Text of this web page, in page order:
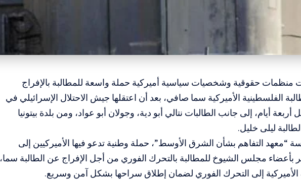
منظمات حقوقية وشخصيات سياسية أميركية حملة واسعة للمطالبة بالإفراج
الفلسطينية الأميركية سما صافي، بعد أن اعتقلها جيش الاحتلال الإسرائيلي في
أربعة أيام، إلى جانب الطالبات نتالي أبو دية، وجولان أبو عواد، ومن بلدة بيتونيا
ليلى خليل.
التفاهم بشأن الشرق الأوسط”، حملة وطنية تدعو فيها الأميركيين إلى
بأعضاء مجلس الشيوخ للمطالبة بالتحرك الفوري من أجل الإفراج عن الطالبة سما،
الأميركية إلى التحرك الفوري لضمان إطلاق سراحها بشكل آمن وسريع.